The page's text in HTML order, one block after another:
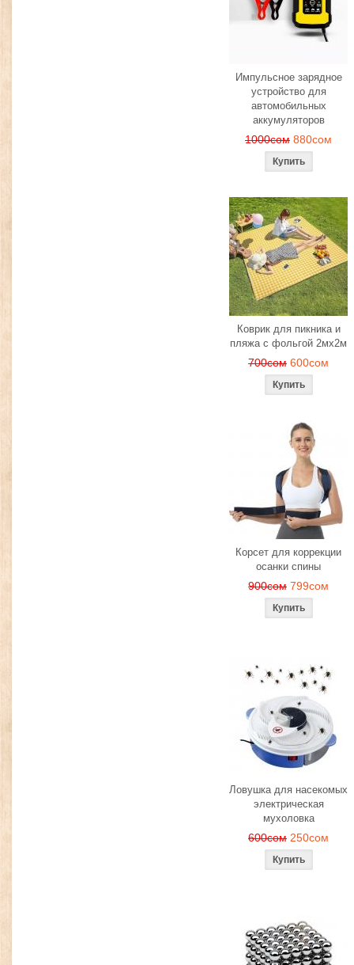
Импульсное зарядное
устройство для
автомобильных
аккумуляторов
1000сом 880сом
Коврик для пикника и
пляжа с фольгой 2мх2м
700сом 600сом
Корсет для коррекции
осанки спины
900сом 799сом
Ловушка для насекомых
электрическая
мухоловка
600сом 250сом